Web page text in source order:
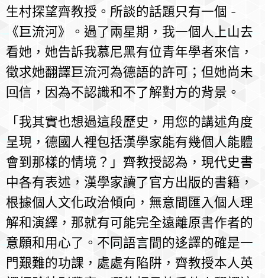
生村探望齊教授。所談的話題只有一個 -
《巨流河》。過了兩星期，我一個人上山去
看她，她告訴我慕尼黑有位青年學者來信，
徵求她翻譯巨流河為德語的許可；但她尚未
回信，因為不認識和不了解對方的背景。
「我其實也想過這段歷史，用您的講述角度
呈現，德國人裡包括漢學家能有幾個人能體
會到那樣的情境？」齊教授認為，現代史書
中各有表述，漢學家讀了官方出版的書籍，
根據個人文化政治傾向，無意間匯入個人理
解和演繹，那就有可能完全遠離原書作者的
意願和用心了。不同語言間的迻譯的確是一
門艱難的功課，處處有陷阱，齊教授本人英